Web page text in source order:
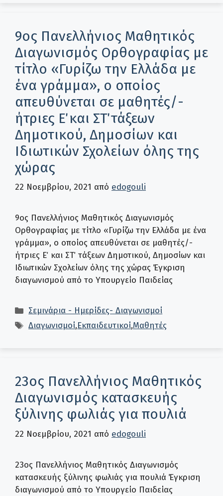
9ος Πανελλήνιος Μαθητικός
Διαγωνισμός Ορθογραφίας με
τίτλο «Γυρίζω την Ελλάδα με
ένα γράμμα», ο οποίος
απευθύνεται σε μαθητές/-
ήτριες Ε΄ και ΣΤ΄ τάξεων
Δημοτικού, Δημοσίων και
Ιδιωτικών Σχολείων όλης της
χώρας
22 Νοεμβρίου, 2021 από edogouli
9ος Πανελλήνιος Μαθητικός Διαγωνισμός
Ορθογραφίας με τίτλο «Γυρίζω την Ελλάδα με ένα
γράμμα», ο οποίος απευθύνεται σε μαθητές/-
ήτριες Ε΄ και ΣΤ΄ τάξεων Δημοτικού, Δημοσίων και
Ιδιωτικών Σχολείων όλης της χώρας Έγκριση
διαγωνισμού από το Υπουργείο Παιδείας
Κατηγορίες
Σεμινάρια - Ημερίδες- Διαγωνισμοί
Ετικέτες
Διαγωνισμοί,Εκπαιδευτικοί,Μαθητές
23ος Πανελλήνιος Μαθητικός
Διαγωνισμός κατασκευής
ξύλινης φωλιάς για πουλιά
22 Νοεμβρίου, 2021 από edogouli
23ος Πανελλήνιος Μαθητικός Διαγωνισμός
κατασκευής ξύλινης φωλιάς για πουλιά Έγκριση
διαγωνισμού από το Υπουργείο Παιδείας